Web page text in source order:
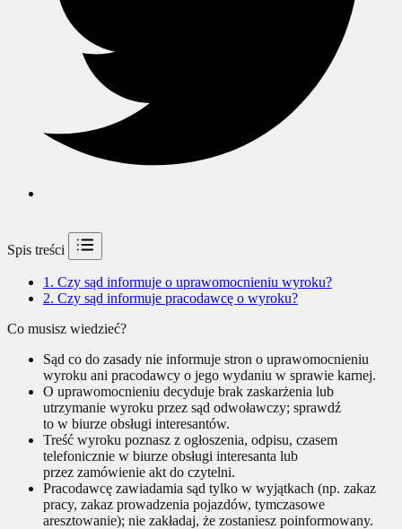
Spis treści
1. Czy sąd informuje o uprawomocnieniu wyroku?
2. Czy sąd informuje pracodawcę o wyroku?
Co musisz wiedzieć?
Sąd co do zasady nie informuje stron o uprawomocnieniu
wyroku ani pracodawcy o jego wydaniu w sprawie karnej.
O uprawomocnieniu decyduje brak zaskarżenia lub
utrzymanie wyroku przez sąd odwoławczy; sprawdź
to w biurze obsługi interesantów.
Treść wyroku poznasz z ogłoszenia, odpisu, czasem
telefonicznie w biurze obsługi interesanta lub
przez zamówienie akt do czytelni.
Pracodawcę zawiadamia sąd tylko w wyjątkach (np. zakaz
pracy, zakaz prowadzenia pojazdów, tymczasowe
aresztowanie); nie zakładaj, że zostaniesz poinformowany.